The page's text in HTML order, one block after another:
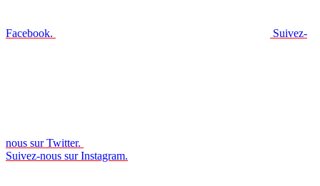
Facebook. Suivez-
nous sur Twitter.
Suivez-nous sur Instagram.